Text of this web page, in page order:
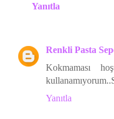
Yanıtla
Renkli Pasta
Kokmaması
Yanıtla